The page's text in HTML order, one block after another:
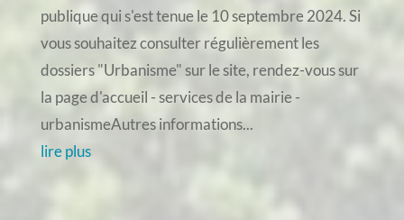
publique qui s'est tenue le 10 septembre 2024. Si
vous souhaitez consulter régulièrement les
dossiers "Urbanisme" sur le site, rendez-vous sur
la page d'accueil - services de la mairie -
urbanismeAutres informations...
lire plus